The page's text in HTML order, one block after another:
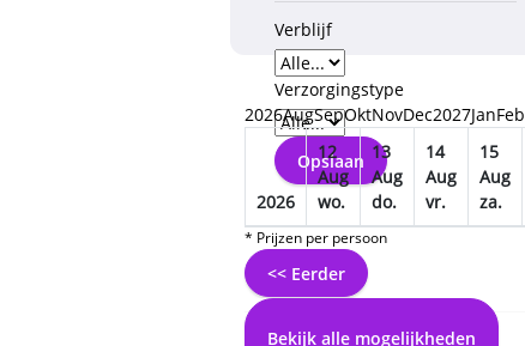
Verblijf
Verzorgingstype
Opslaan
2026AugSepOktNovDec2027JanFeb
2026
12
Aug
wo.
13
Aug
do.
14
Aug
vr.
15
Aug
za.
* Prijzen per persoon
<< Eerder
Bekijk alle mogelijkheden